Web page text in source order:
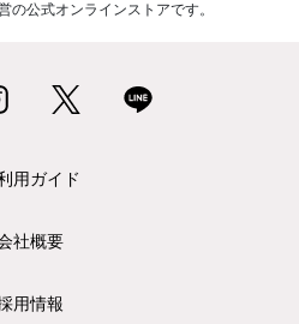
の公式オンラインストアです。
用ガイド
社概要
用情報